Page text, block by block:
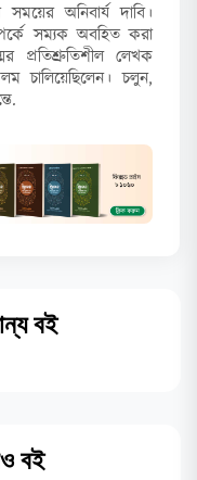
অনিবার্য দাবি।
সম্যক অবহিত করা
প্রতিশ্রুতিশীল লেখক
চালিয়েছিলেন। চলুন,
বই
বই